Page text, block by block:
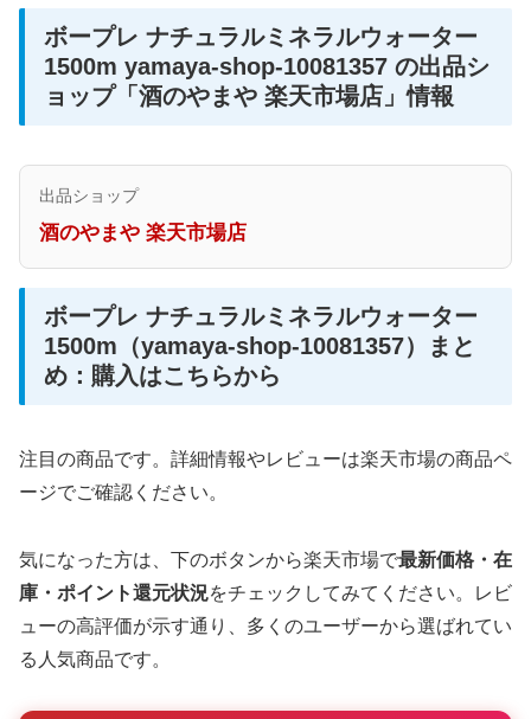
ボープレ ナチュラルミネラルウォーター
1500m yamaya-shop-10081357 の出品シ
ョップ「酒のやまや 楽天市場店」情報
出品ショップ
酒のやまや 楽天市場店
ボープレ ナチュラルミネラルウォーター
1500m（yamaya-shop-10081357）まと
め：購入はこちらから
注目の商品です。詳細情報やレビューは楽天市場の商品ペ
ージでご確認ください。
気になった方は、下のボタンから楽天市場で最新価格・在
庫・ポイント還元状況をチェックしてみてください。レビ
ューの高評価が示す通り、多くのユーザーから選ばれてい
る人気商品です。